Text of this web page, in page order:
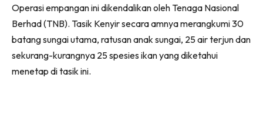
Operasi empangan ini dikendalikan oleh Tenaga Nasional
Berhad (TNB). Tasik Kenyir secara amnya merangkumi 30
batang sungai utama, ratusan anak sungai, 25 air terjun dan
sekurang-kurangnya 25 spesies ikan yang diketahui
menetap di tasik ini.